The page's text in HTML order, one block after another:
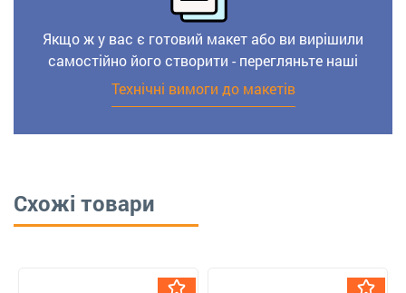
Якщо ж у вас є готовий макет або ви вирішили
самостійно його створити - перегляньте наші
Технічні вимоги до макетів
Схожі товари